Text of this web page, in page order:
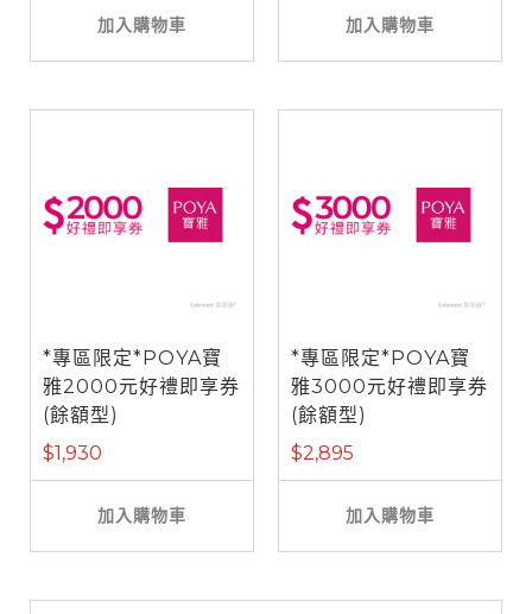
加入購物車 加入購物車
*專區限定*POYA寶
雅2000元好禮即享券
(餘額型)
$1,930
加入購物車
*專區限定*POYA寶
雅3000元好禮即享券
(餘額型)
$2,895
加入購物車